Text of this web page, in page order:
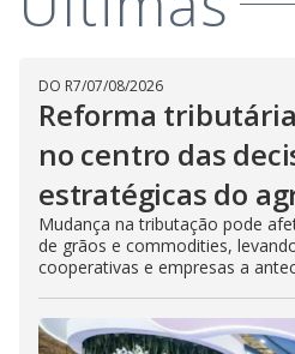
DO R7/07/08/2026
Reforma
no centro das
estratégicas do
Mudança na tributação pode
de grãos e commodities,
cooperativas e empresas a